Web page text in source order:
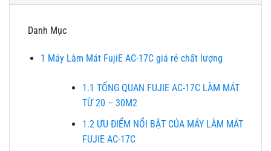
Danh Mục
1 Máy Làm Mát FujiE AC-17C giá rẻ chất lượng
1.1 TỔNG QUAN FUJIE AC-17C LÀM MÁT
TỪ 20 – 30M2
1.2 ƯU ĐIỂM NỔI BẬT CỦA MÁY LÀM MÁT
FUJIE AC-17C